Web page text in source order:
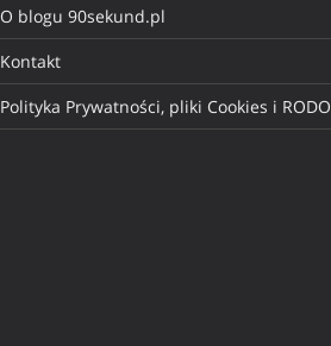
O blogu 90sekund.pl
Kontakt
Polityka Prywatności, pliki Cookies i RODO